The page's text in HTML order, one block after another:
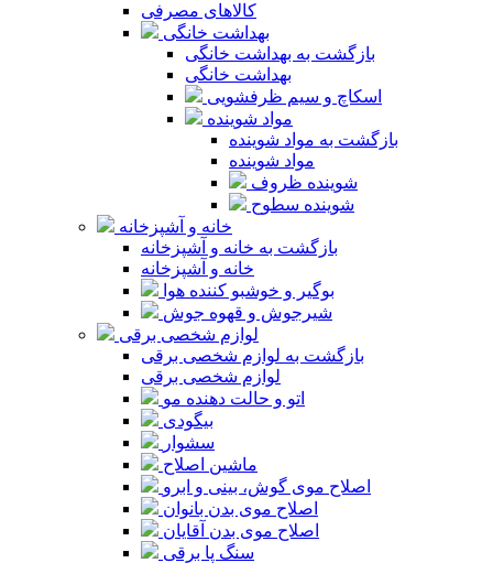
کالاهای مصرفی
بهداشت خانگی
بازگشت به بهداشت خانگی
بهداشت خانگی
اسکاچ و سیم ظرفشویی
مواد شوینده
بازگشت به مواد شوینده
مواد شوینده
شوینده ظروف
شوینده سطوح
خانه و آشپزخانه
بازگشت به خانه و آشپزخانه
خانه و آشپزخانه
بوگیر و خوشبو کننده هوا
شیرجوش و قهوه جوش
لوازم شخصی برقی
بازگشت به لوازم شخصی برقی
لوازم شخصی برقی
اتو و حالت دهنده مو
بیگودی
سشوار
ماشین اصلاح
اصلاح موی گوش، بینی و ابرو
اصلاح موی بدن بانوان
اصلاح موی بدن آقایان
سنگ پا برقی